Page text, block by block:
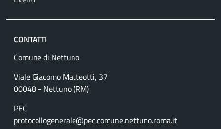
CONTATTI
Comune di Nettuno
Viale Giacomo Matteotti, 37
00048 - Nettuno (RM)
PEC
protocollogenerale@pec.comune.nettuno.roma.it